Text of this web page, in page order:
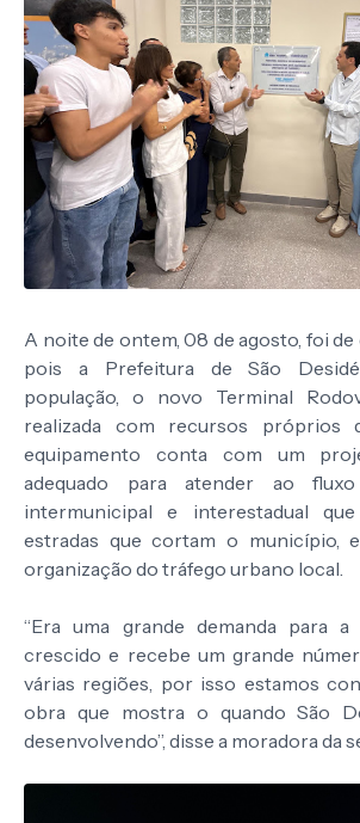
A noite de ontem, 08 de agosto, foi de
pois a Prefeitura de São
população, o novo Terminal
realizada com recursos próprios
equipamento conta com um
adequado para atender ao
intermunicipal e interestadual
estradas que cortam o município,
organização do tráfego urbano local.
“Era uma grande demanda para
crescido e recebe um grande
várias regiões, por isso estamos
obra que mostra o quando São
desenvolvendo”, disse a moradora da